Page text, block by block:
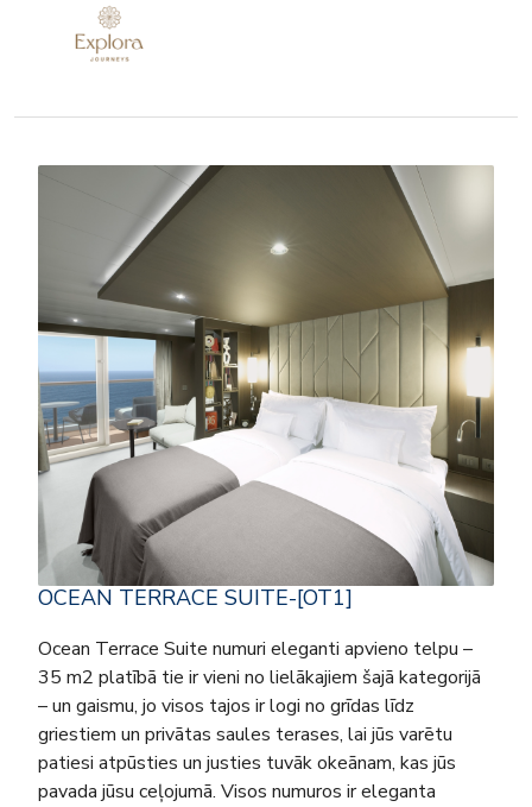
OCEAN TERRACE SUITE-[OT1]
Ocean Terrace Suite numuri eleganti apvieno telpu –
35 m2 platībā tie ir vieni no lielākajiem šajā kategorijā
– un gaismu, jo visos tajos ir logi no grīdas līdz
griestiem un privātas saules terases, lai jūs varētu
patiesi atpūsties un justies tuvāk okeānam, kas jūs
pavada jūsu ceļojumā. Visos numuros ir eleganta